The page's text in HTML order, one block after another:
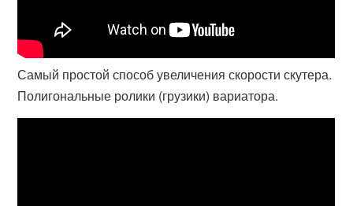
Самый простой способ увеличения скорости скутера.
Полигональные ролики (грузики) вариатора.